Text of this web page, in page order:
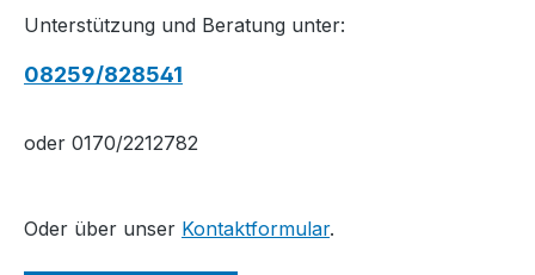
Unterstützung und Beratung unter:
08259/828541
oder 0170/2212782
Oder über unser Kontaktformular.